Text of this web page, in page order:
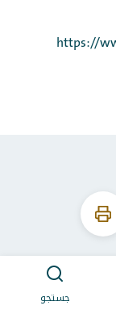
جستجو
این
صفحه